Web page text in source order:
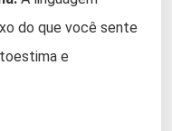
do que você sente
e